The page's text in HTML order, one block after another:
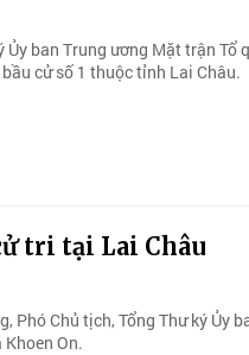
ban Trung ương Mặt trận Tổ
cử số 1 thuộc tỉnh Lai Châu.
tri tại Lai Châu
Phó Chủ tịch, Tổng Thư ký Ủy
On.